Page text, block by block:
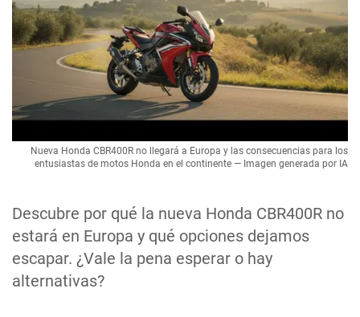
Descubre por qué la nueva Honda CBR400R no
estará en Europa y qué opciones dejamos
escapar. ¿Vale la pena esperar o hay
alternativas?
Nueva Honda CBR400R no llegará a Europa y las consecuencias para los
entusiastas de motos Honda en el continente — Imagen generada por IA